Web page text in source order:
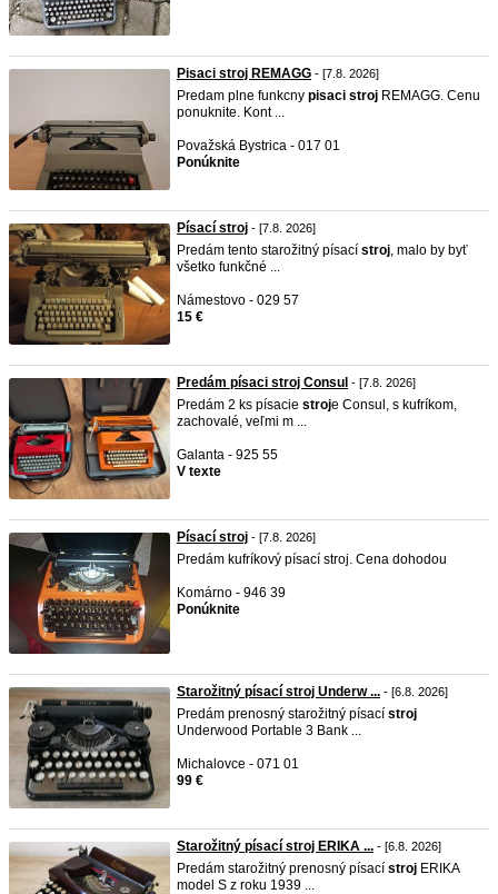
Pisaci stroj REMAGG - [7.8. 2026]
Predam plne funkcny pisaci stroj REMAGG. Cenu
ponuknite. Kont ...
Považská Bystrica - 017 01
Ponúknite
Písací stroj - [7.8. 2026]
Predám tento starožitný písací stroj, malo by byť
všetko funkčné ...
Námestovo - 029 57
15 €
Predám písaci stroj Consul - [7.8. 2026]
Predám 2 ks písacie stroje Consul, s kufríkom,
zachovalé, veľmi m ...
Galanta - 925 55
V texte
Písací stroj - [7.8. 2026]
Predám kufríkový písací stroj. Cena dohodou
Komárno - 946 39
Ponúknite
Starožitný písací stroj Underw ... - [6.8. 2026]
Predám prenosný starožitný písací stroj
Underwood Portable 3 Bank ...
Michalovce - 071 01
99 €
Starožitný písací stroj ERIKA ... - [6.8. 2026]
Predám starožitný prenosný písací stroj ERIKA
model S z roku 1939 ...